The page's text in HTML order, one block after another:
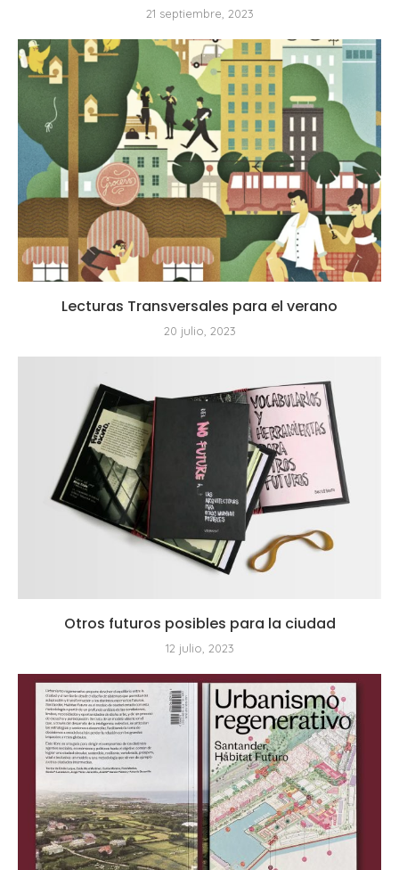
21 septiembre, 2023
Lecturas Transversales para el verano
20 julio, 2023
Otros futuros posibles para la ciudad
12 julio, 2023